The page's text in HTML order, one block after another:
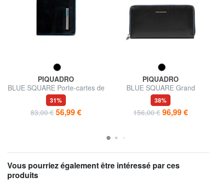
PIQUADRO
BLUE SQUARE Porte-cartes de
visite en cuir
31%
83,00 € 56,99 €
PIQUADRO
BLUE SQUARE Grand
portefeuille zippé
38%
156,00 € 96,99 €
Vous pourriez également être intéressé par ces
produits